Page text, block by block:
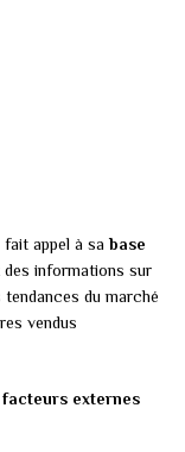
fait appel à sabase
informations sur
du marché
vendus
facteurs externes